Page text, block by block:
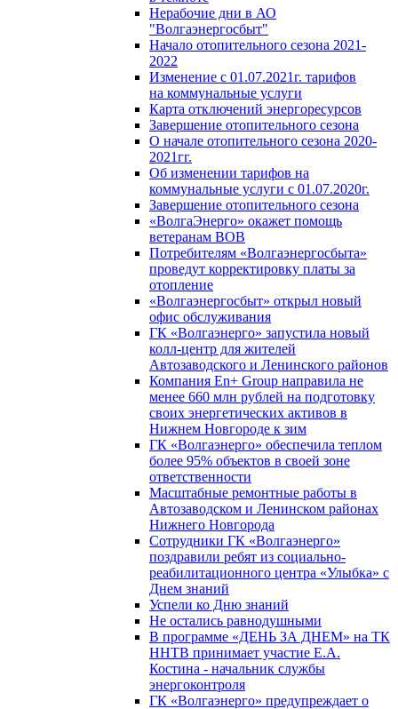
Нерабочие дни в АО
"Волгаэнергосбыт"
Начало отопительного сезона 2021-
2022
Изменение с 01.07.2021г. тарифов
на коммунальные услуги
Карта отключений энергоресурсов
Завершение отопительного сезона
О начале отопительного сезона 2020-
2021гг.
Об изменении тарифов на
коммунальные услуги с 01.07.2020г.
Завершение отопительного сезона
«ВолгаЭнерго» окажет помощь
ветеранам ВОВ
Потребителям «Волгаэнергосбыта»
проведут корректировку платы за
отопление
«Волгаэнергосбыт» открыл новый
офис обслуживания
ГК «Волгаэнерго» запустила новый
колл-центр для жителей
Автозаводского и Ленинского районов
Компания En+ Group направила не
менее 660 млн рублей на подготовку
своих энергетических активов в
Нижнем Новгороде к зим
ГК «Волгаэнерго» обеспечила теплом
более 95% объектов в своей зоне
ответственности
Масштабные ремонтные работы в
Автозаводском и Ленинском районах
Нижнего Новгорода
Сотрудники ГК «Волгаэнерго»
поздравили ребят из социально-
реабилитационного центра «Улыбка» с
Днем знаний
Успели ко Дню знаний
Не остались равнодушными
В программе «ДЕНЬ ЗА ДНЕМ» на ТК
ННТВ принимает участие Е.А.
Костина - начальник службы
энергоконтроля
ГК «Волгаэнерго» предупреждает о